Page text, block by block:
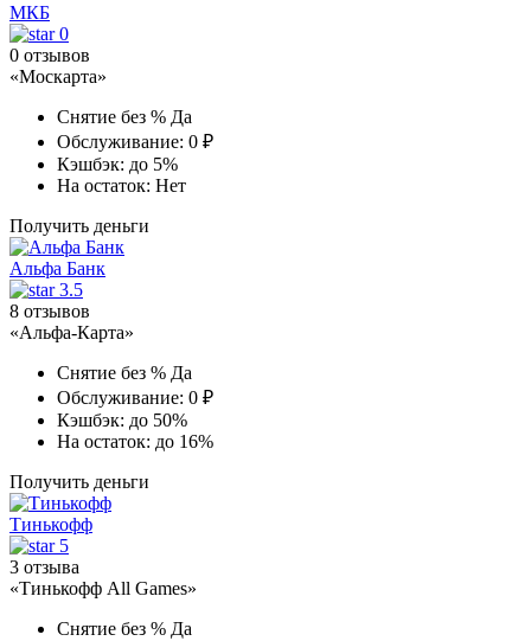
МКБ
0
0 отзывов
«Москарта»
Снятие без % Да
Обслуживание: 0 ₽
Кэшбэк: до 5%
На остаток: Нет
Получить деньги
Альфа Банк
3.5
8 отзывов
«Альфа-Карта»
Снятие без % Да
Обслуживание: 0 ₽
Кэшбэк: до 50%
На остаток: до 16%
Получить деньги
Тинькофф
5
3 отзыва
«Тинькофф All Games»
Снятие без % Да